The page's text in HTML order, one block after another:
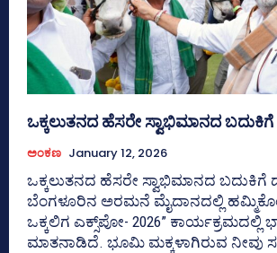
ಒಕ್ಕಲುತನದ ಹೆಸರೇ ಸ್ವಾಭಿಮಾನದ ಬದುಕಿಗೆ
ಅಂಕಣ January 12, 2026
ಒಕ್ಕಲುತನದ ಹೆಸರೇ ಸ್ವಾಭಿಮಾನದ ಬದುಕಿಗೆ
ಬೆಂಗಳೂರಿನ ಅರಮನೆ ಮೈದಾನದಲ್ಲಿ
ಒಕ್ಕಲಿಗ ಎಕ್ಸ್‌ಪೋ- 2026” ಕಾರ್ಯಕ್ರಮದಲ್ಲಿ
ಮಾತನಾಡಿದೆ. ಭೂಮಿ ಮಕ್ಕಳಾಗಿರುವ ನೀವು